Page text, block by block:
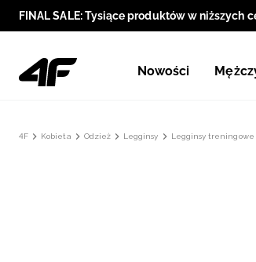
FINAL SALE: Tysiące produktów w niższych
Nowości
4F Kobieta Odzież Legginsy Legginsy treningowe